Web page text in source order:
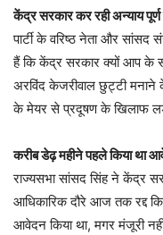
केंद्र सरकार कर रही अन्याय पूर्ण
पार्टी के वरिष्ठ नेता और
हैं कि केंद्र सरकार क्यों आप के
अरविंद केजरीवाल छुट्टी मनाने
के मेयर से प्रदूषण के खिलाफ
करीब डेढ़ महीने पहले किया था
राज्यसभा सांसद सिंह ने केंद्र
आधिकारिक दौरे आज तक रद्द
आवेदन किया था, मगर मंजूरी